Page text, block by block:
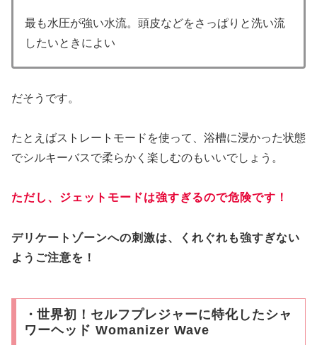
最も水圧が強い水流。頭皮などをさっぱりと洗い流
したいときによい
だそうです。
たとえばストレートモードを使って、浴槽に浸かった状態
でシルキーバスで柔らかく楽しむのもいいでしょう。
ただし、ジェットモードは強すぎるので危険です！
デリケートゾーンへの刺激は、くれぐれも強すぎない
ようご注意を！
・ 世界初！セルフプレジャーに特化したシャ
ワーヘッド Womanizer Wave